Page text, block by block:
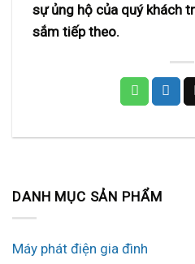
sự ủng hộ của quý khách
sắm tiếp theo.
DANH MỤC SẢN PHẨM
Máy phát điện gia đình